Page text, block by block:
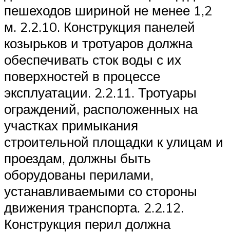
пешеходов шириной не менее 1,2
м. 2.2.10. Конструкция панелей
козырьков и тротуаров должна
обеспечивать сток воды с их
поверхностей в процессе
эксплуатации. 2.2.11. Тротуары
ограждений, расположенных на
участках примыкания
строительной площадки к улицам и
проездам, должны быть
оборудованы перилами,
устанавливаемыми со стороны
движения транспорта. 2.2.12.
Конструкция перил должна